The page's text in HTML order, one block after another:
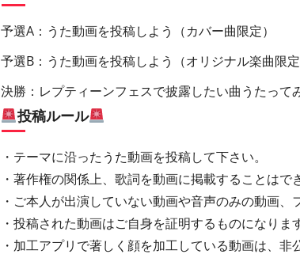
予選A：うた動画を投稿しよう（カバー曲限定）
予選B：うた動画を投稿しよう（オリジナル楽曲限定
決勝：レプティーンフェスで披露したい曲うたって
投稿ルール
・テーマに沿ったうた動画を投稿して下さい。
・著作権の関係上、歌詞を動画に掲載することはで
・ご本人が出演していない動画や音声のみの動画
・投稿された動画はご自身を証明するものになり
・加工アプリで著しく顔を加工している動画は、